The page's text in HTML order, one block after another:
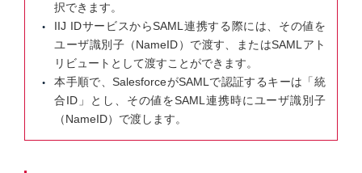
択できます。
IIJ IDサービスからSAML連携する際には、その値を
ユーザ識別子（NameID）で渡す、またはSAMLアト
リビュートとして渡すことができます。
本手順で、SalesforceがSAMLで認証するキーは「統
合ID」とし、その値をSAML連携時にユーザ識別子
（NameID）で渡します。